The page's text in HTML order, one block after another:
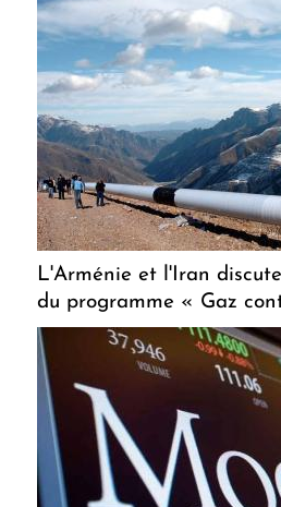
L'Arménie et l'Iran
du programme « Gaz